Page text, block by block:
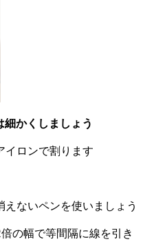
かくしましょう
イロンで割ります
えないペンを使いましょう
の幅で等間隔に線を引き